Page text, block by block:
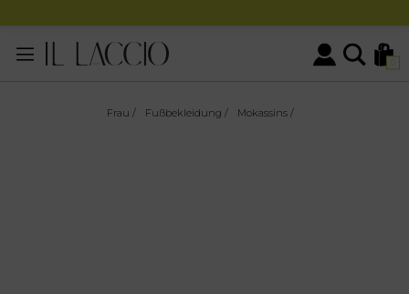
0
Frau / Fußbekleidung / Mokassins/